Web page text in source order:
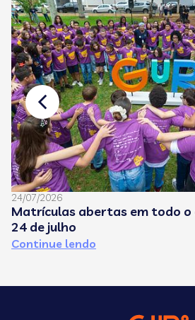
24/07/2026
Matrículas abertas em todo
24 de julho
Continue lendo